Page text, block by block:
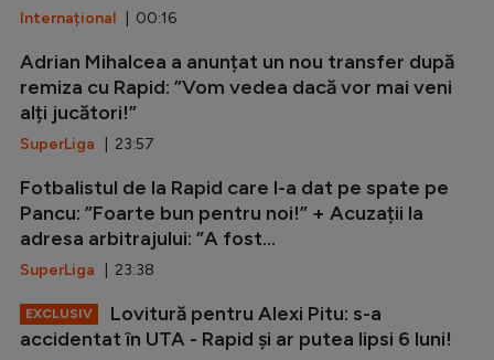
Internațional | 00:16
Adrian Mihalcea a anunțat un nou transfer după
remiza cu Rapid: ”Vom vedea dacă vor mai veni
alți jucători!”
SuperLiga | 23:57
Fotbalistul de la Rapid care l-a dat pe spate pe
Pancu: ”Foarte bun pentru noi!” + Acuzații la
adresa arbitrajului: ”A fost...
SuperLiga | 23:38
EXCLUSIV
Lovitură pentru Alexi Pitu: s-a
accidentat în UTA - Rapid și ar putea lipsi 6 luni!